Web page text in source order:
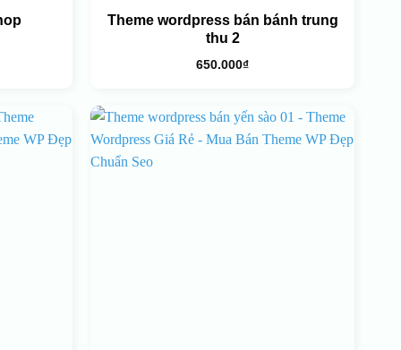
Theme wordpress bán bánh trung
thu 2
650.000₫